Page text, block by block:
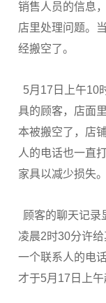
销售人员的信息
店里处理问题。
经搬空了。
5月17日上午10
具的顾客，店面
本被搬空了，店
人的电话也一直
家具以减少损失。
顾客的聊天记录
凌晨2时30分许
一个联系人的电
才于5月17日上午